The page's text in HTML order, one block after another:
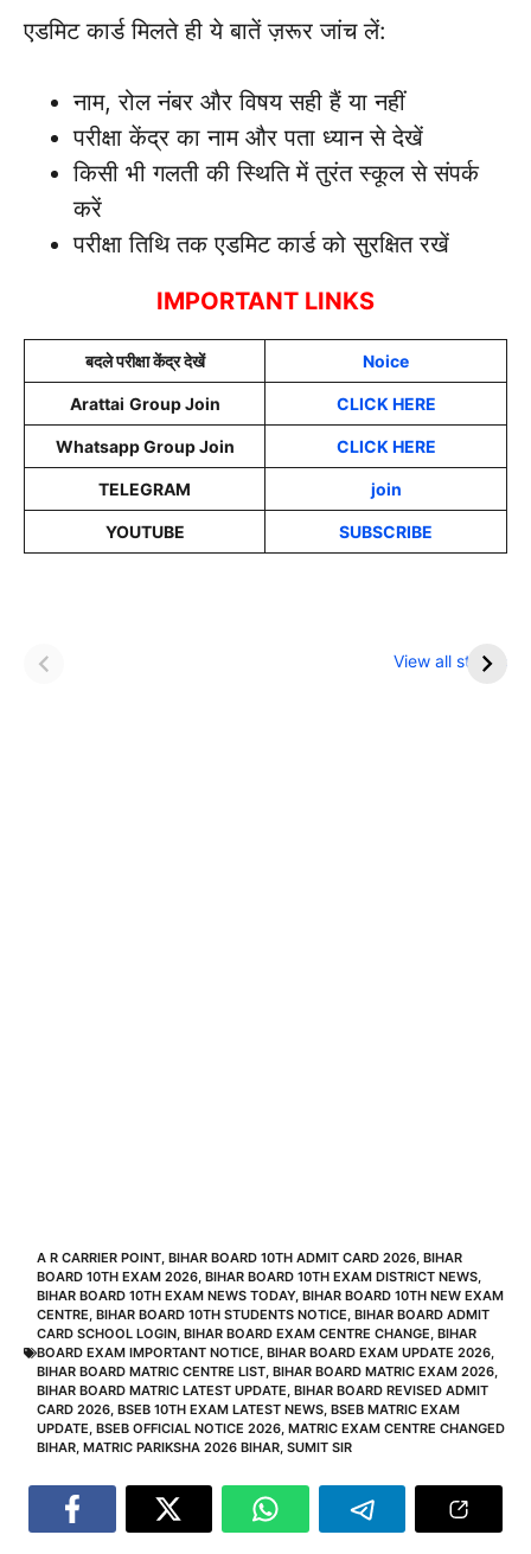
एडमिट कार्ड मिलते ही ये बातें ज़रूर जांच लें:
नाम, रोल नंबर और विषय सही हैं या नहीं
परीक्षा केंद्र का नाम और पता ध्यान से देखें
किसी भी गलती की स्थिति में तुरंत स्कूल से संपर्क
करें
परीक्षा तिथि तक एडमिट कार्ड को सुरक्षित रखें
IMPORTANT LINKS
बदले परीक्षा केंद्र देखें Noice
Arattai Group Join CLICK HERE
Whatsapp Group Join CLICK HERE
TELEGRAM join
YOUTUBE SUBSCRIBE
View all stories
से ज्यादा सैलरी
भी न करें ये काम
A R CARRIER POINT, BIHAR BOARD 10TH ADMIT CARD 2026, BIHAR
BOARD 10TH EXAM 2026, BIHAR BOARD 10TH EXAM DISTRICT NEWS,
BIHAR BOARD 10TH EXAM NEWS TODAY, BIHAR BOARD 10TH NEW EXAM
CENTRE, BIHAR BOARD 10TH STUDENTS NOTICE, BIHAR BOARD ADMIT
CARD SCHOOL LOGIN, BIHAR BOARD EXAM CENTRE CHANGE, BIHAR
BOARD EXAM IMPORTANT NOTICE, BIHAR BOARD EXAM UPDATE 2026,
BIHAR BOARD MATRIC CENTRE LIST, BIHAR BOARD MATRIC EXAM 2026,
BIHAR BOARD MATRIC LATEST UPDATE, BIHAR BOARD REVISED ADMIT
CARD 2026, BSEB 10TH EXAM LATEST NEWS, BSEB MATRIC EXAM
UPDATE, BSEB OFFICIAL NOTICE 2026, MATRIC EXAM CENTRE CHANGED
BIHAR, MATRIC PARIKSHA 2026 BIHAR, SUMIT SIR